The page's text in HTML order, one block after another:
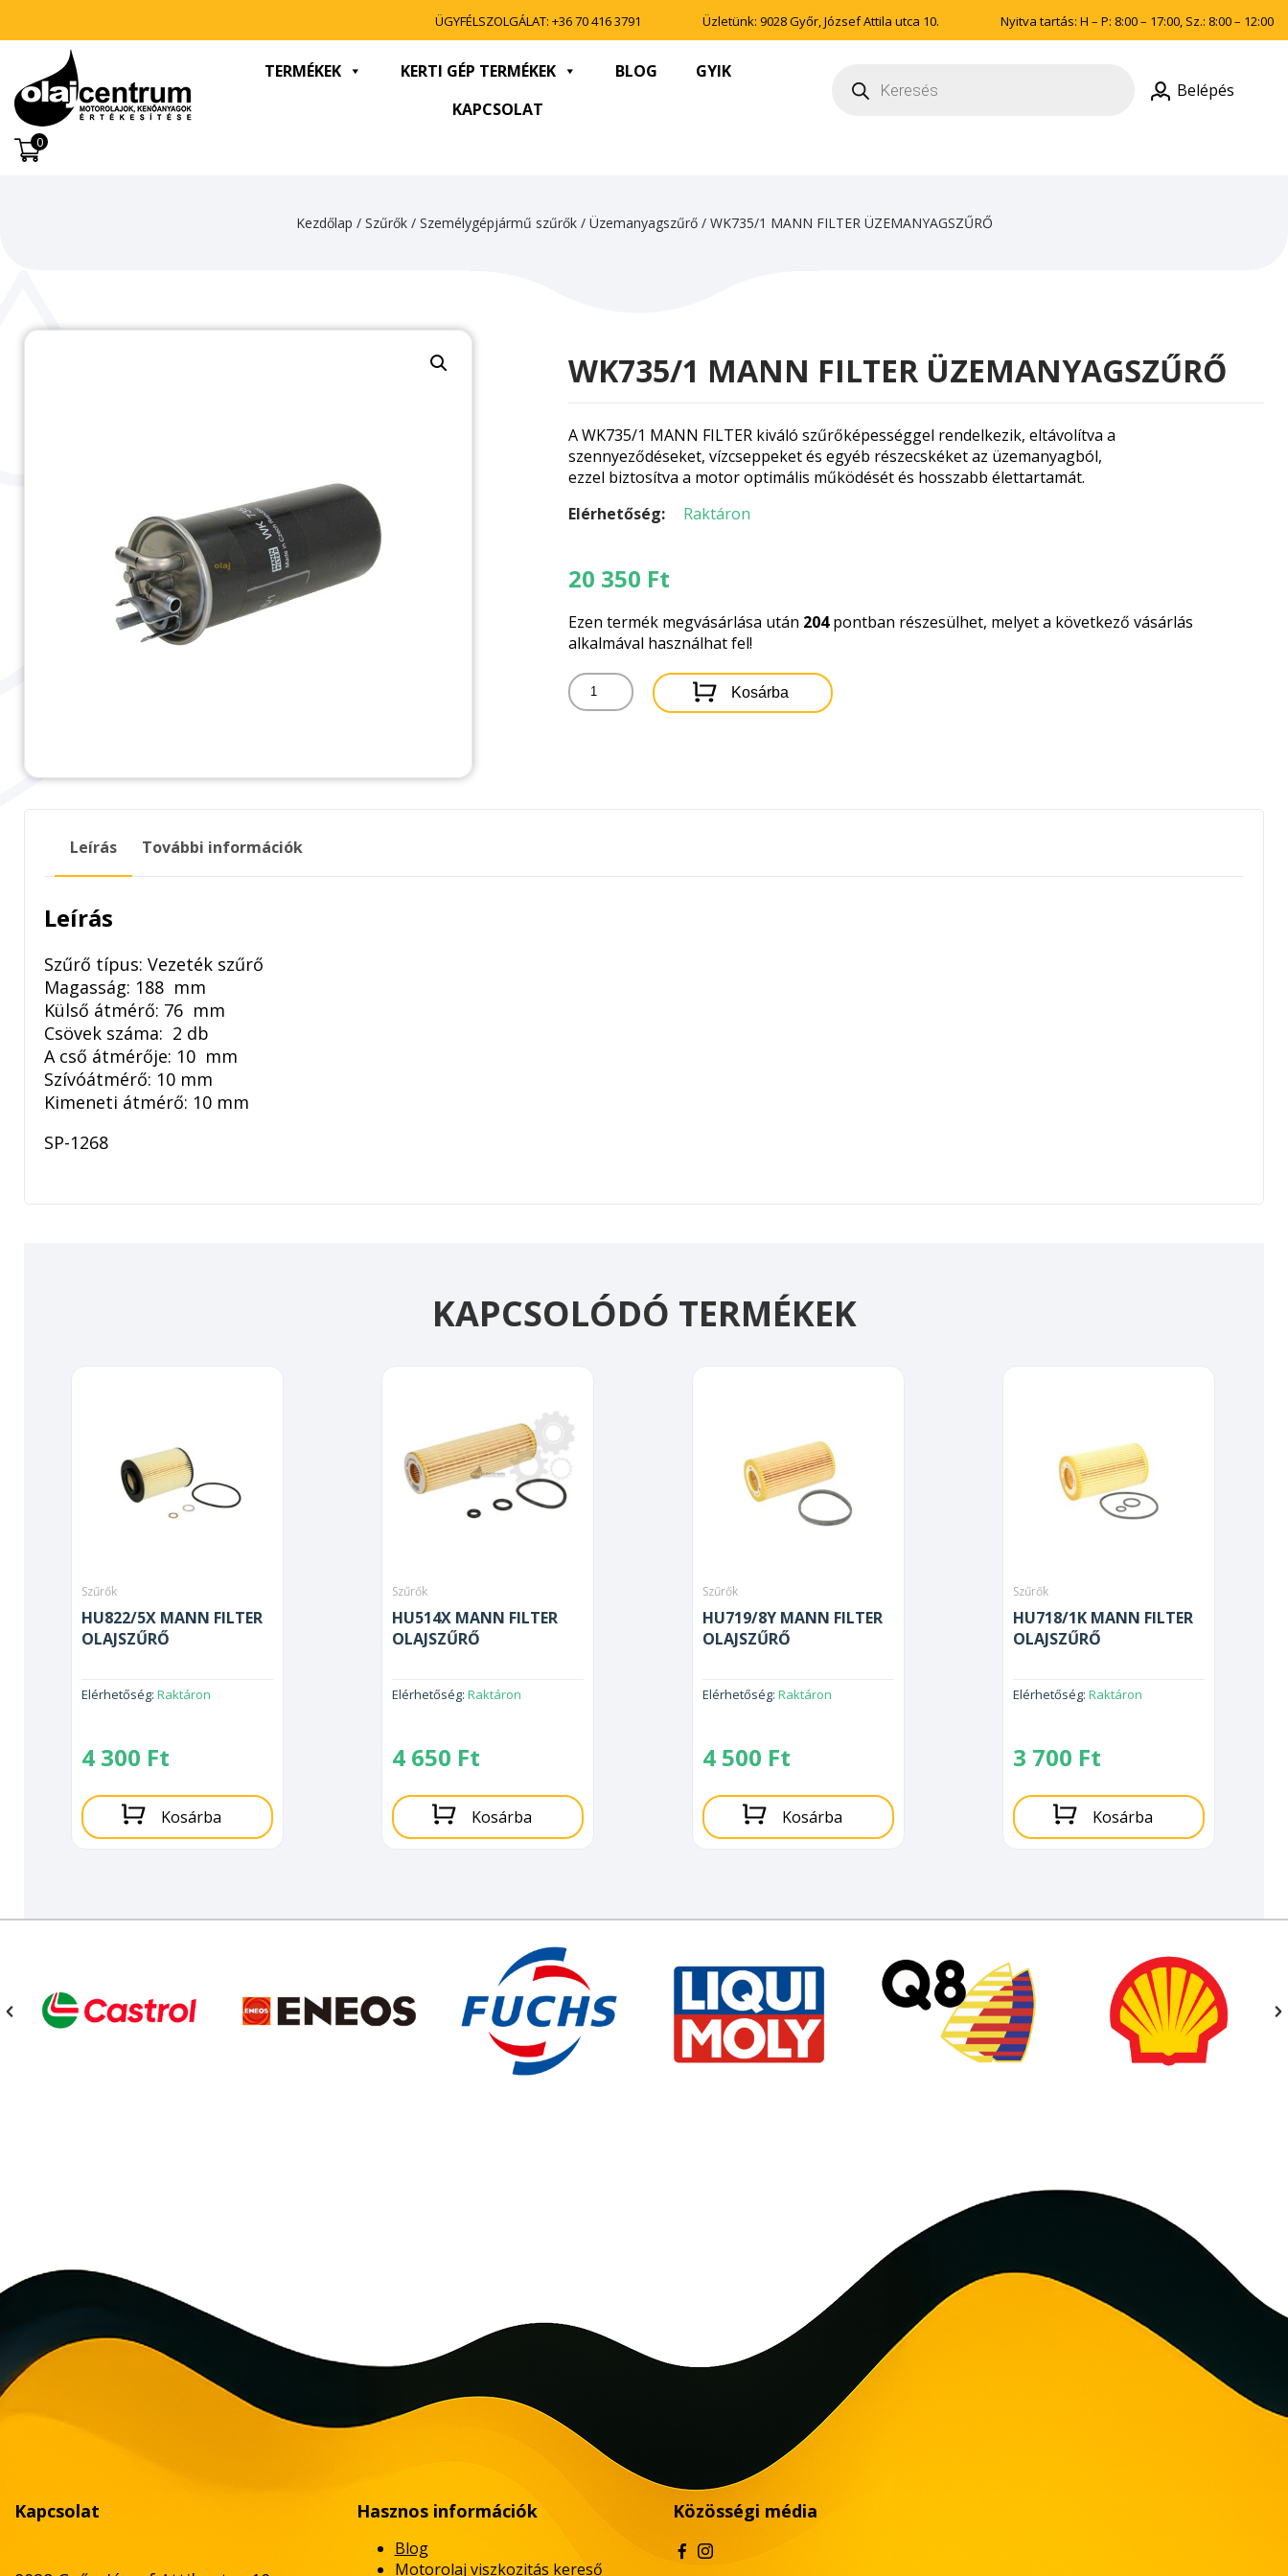
ÜGYFÉLSZOLGÁLAT: +36 70 416 3791 Üzletünk: 9028 Győr, József Attila utca 10. Nyitva tartás: H – P: 8:00 – 17:00, Sz.: 8:00 – 12:00
TERMÉKEK KERTI GÉP TERMÉKEK BLOG
GYIK
KAPCSOLAT
search Belépés
0
Kezdőlap / Szűrők/ Személygépjármű szűrők/ Üzemanyagszűrő/ WK735/1 MANN FILTER ÜZEMANYAGSZŰRŐ
WK735/1 MANN FILTER ÜZEMANYAGSZŰRŐ
A WK735/1 MANN FILTER kiváló szűrőképességgel rendelkezik, eltávolítva a
szennyeződéseket, vízcseppeket és egyéb részecskéket az üzemanyagból,
ezzel biztosítva a motor optimális működését és hosszabb élettartamát.
Elérhetőség:
Raktáron
20 350 Ft
Ezen termék megvásárlása után 204pontban részesülhet, melyet a következő vásárlás
alkalmával használhat fel!
WK735/1
MANN
Kosárba
Leírás További információk
Leírás
Szűrő típus: Vezeték szűrő
Magasság: 188 mm
Külső átmérő: 76 mm
Csövek száma: 2 db
A cső átmérője: 10 mm
Szívóátmérő: 10 mm
Kimeneti átmérő: 10 mm
SP-1268
KAPCSOLÓDÓ TERMÉKEK
Szűrők
HU822/5X MANN FILTER
OLAJSZŰRŐ
Elérhetőség: Raktáron
4 300 Ft
Kosárba
Szűrők
HU514X MANN FILTER
OLAJSZŰRŐ
Elérhetőség: Raktáron
4 650 Ft
Kosárba
Szűrők
HU719/8Y MANN FILTER
OLAJSZŰRŐ
Elérhetőség: Raktáron
4 500 Ft
Kosárba
Szűrők
HU718/1K MANN FILTER
OLAJSZŰRŐ
Elérhetőség: Raktáron
3 700 Ft
Kosárba
Kapcsolat Hasznos információk
Blog
Motorolaj viszkozitás kereső
Közösségi média